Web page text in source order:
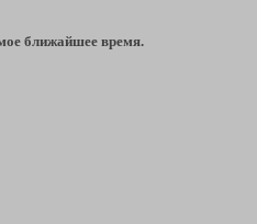
ближайшее время.